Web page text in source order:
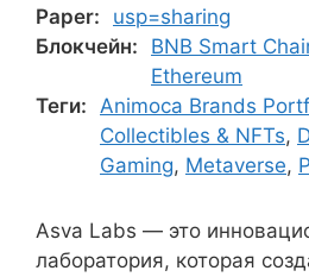
Paper:
usp=sharing
Блокчейн:
BNB Smart
Ethereum
Теги: Animoca Brands
Collectibles & NFTs,
Gaming, Metaverse,
Asva Labs — это
лаборатория, которая